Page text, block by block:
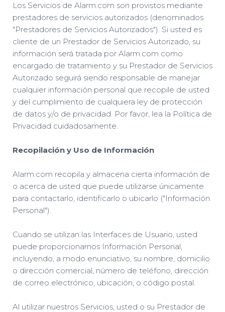
Los Servicios de Alarm.com son provistos mediante
prestadores de servicios autorizados (denominados
"Prestadores de Servicios Autorizados"). Si usted es
cliente de un Prestador de Servicios Autorizado, su
información será tratada por Alarm.com como
encargado de tratamiento y su Prestador de Servicios
Autorizado seguirá siendo responsable de manejar
cualquier información personal que recopile de usted
y del cumplimiento de cualquiera ley de protección
de datos y/o de privacidad. Por favor, lea la Política de
Privacidad cuidadosamente.
Recopilación y Uso de Información
Alarm.com recopila y almacena cierta información de
o acerca de usted que puede utilizarse únicamente
para contactarlo, identificarlo o ubicarlo ("Información
Personal").
Cuando se utilizan las Interfaces de Usuario, usted
puede proporcionarnos Información Personal,
incluyendo, a modo enunciativo, su nombre, domicilio
o dirección comercial, número de teléfono, dirección
de correo electrónico, ubicación, o código postal.
Al utilizar nuestros Servicios, usted o su Prestador de